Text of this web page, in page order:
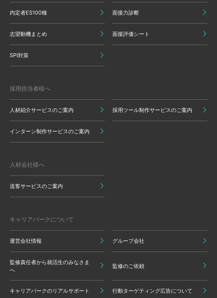
内定者ES100種 面接力診断
志望動機まとめ 面接評価シート
SPI対策
採用担当者様へ
人材紹介サービスのご案内 採用ツール制作サービスのご案内
インターン制作サービスのご案内
人材会社様へ
送客サービスのご案内
キャリアパークについて
運営会社情報 グループ会社
監修責任者から就活生のみなさま
へ
監修のご依頼
キャリアパークのリアルサポート 行動ターゲティング広告について